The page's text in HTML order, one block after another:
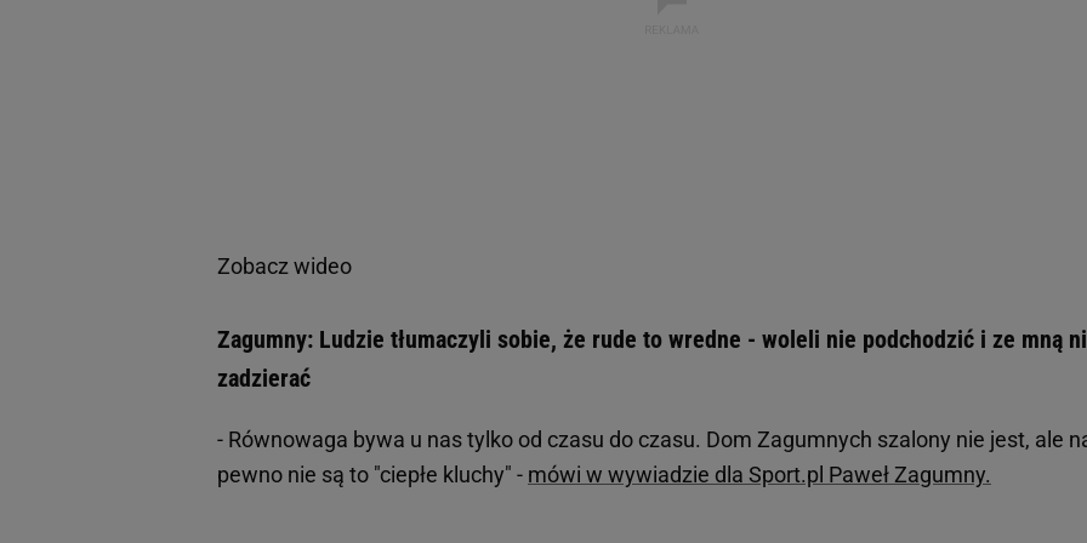
Zobacz wideo
Zagumny: Ludzie tłumaczyli sobie, że rude to wredne - woleli nie podchodzić i ze mną
zadzierać
- Równowaga bywa u nas tylko od czasu do czasu. Dom Zagumnych szalony nie jest, ale
pewno nie są to "ciepłe kluchy" - mówi w wywiadzie dla Sport.pl Paweł Zagumny.